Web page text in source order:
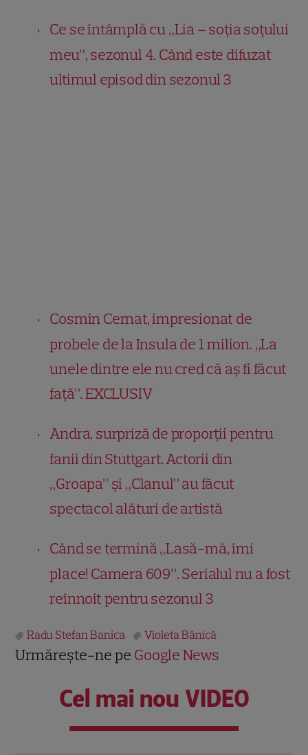
Ce se întâmplă cu „Lia – soția soțului
meu”, sezonul 4. Când este difuzat
ultimul episod din sezonul 3
Cosmin Cernat, impresionat de
probele de la Insula de 1 milion. „La
unele dintre ele nu cred că aş fi făcut
faţă”. EXCLUSIV
Andra, surpriză de proporții pentru
fanii din Stuttgart. Actorii din
„Groapa” și „Clanul” au făcut
spectacol alături de artistă
Când se termină „Lasă-mă, îmi
place! Camera 609”. Serialul nu a fost
reînnoit pentru sezonul 3
Radu Stefan Banica Violeta Bănică
Urmărește-ne pe Google News
Cel mai nou VIDEO